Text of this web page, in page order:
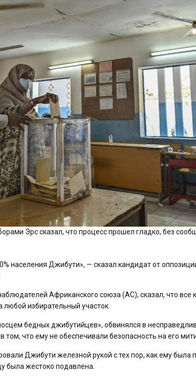
Эрс сказал, что процесс прошел гладко, без
населения Джибути», — сказал кандидат от
Африканского союза (АС), сказал, что все
избирательный участок.
бедных джибутийцев», обвинялся в
том, что ему не обеспечивали безопасность на его
Джибути железной рукой с тех пор, как ему была
была жестоко подавлена.